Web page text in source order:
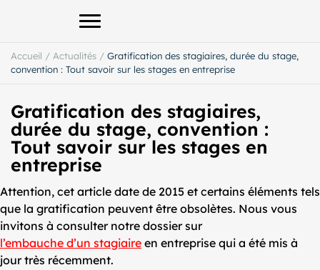
Afficher le menu principal
Accueil / Actualités / Gratification des stagiaires, durée du stage,
convention : Tout savoir sur les stages en entreprise
Gratification des stagiaires,
durée du stage, convention :
Tout savoir sur les stages en
entreprise
Attention, cet article date de 2015 et certains éléments tels
que la gratification peuvent être obsolètes. Nous vous
invitons à consulter notre dossier sur
l’embauche d’un stagiaire en entreprise qui a été mis à
jour très récemment.